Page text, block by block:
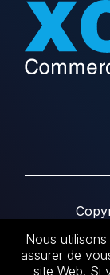
Nous
assurer de
site Web. Si